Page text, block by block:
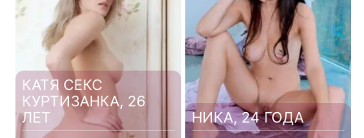
КАТЯ СЕКС
КУРТИЗАНКА, 26
ЛЕТ
НИКА, 24 ГОДА